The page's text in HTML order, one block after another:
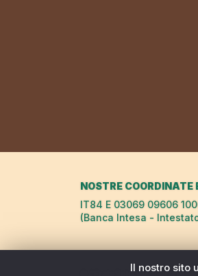
NOSTRE COORDINATE
IT84 E 03069 09606
(Banca Intesa - Intestato
© "FrateSole Viaggeria
Il nostro sito